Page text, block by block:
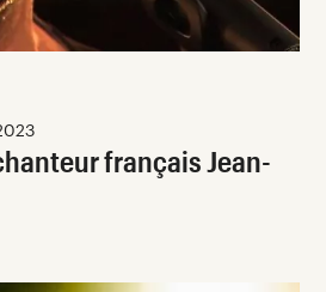
français Jean-